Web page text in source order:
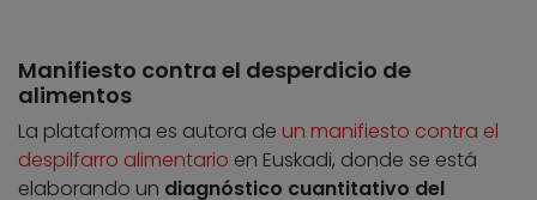
Manifiesto contra el desperdicio de
alimentos
La plataforma es autora de un manifiesto contra el
despilfarro alimentario en Euskadi, donde se está
elaborando un diagnóstico cuantitativo del